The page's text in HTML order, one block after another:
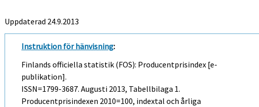
Uppdaterad 24.9.2013
Instruktion för hänvisning:
Finlands officiella statistik (FOS): Producentprisindex [e-
publikation].
ISSN=1799-3687.Augusti 2013, Tabellbilaga 1.
Producentprisindexen 2010=100, indextal och årliga